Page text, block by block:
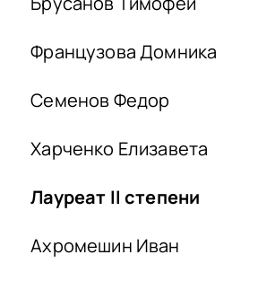
Французова Домника
Семенов Федор
Харченко Елизавета
Лауреат IIстепени
Ахромешин Иван